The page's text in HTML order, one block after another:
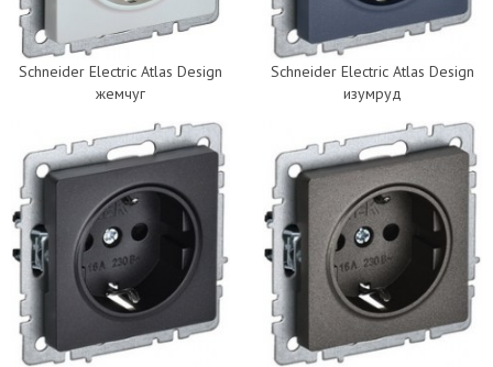
Schneider Electric Atlas Design
жемчуг
Schneider Electric Atlas Design
изумруд